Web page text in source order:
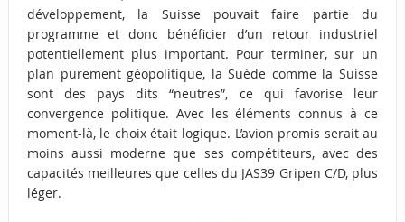
développement, la Suisse pouvait faire partie du
programme et donc bénéficier d’un retour industriel
potentiellement plus important. Pour terminer, sur un
plan purement géopolitique, la Suède comme la Suisse
sont des pays dits “neutres”, ce qui favorise leur
convergence politique. Avec les éléments connus à ce
moment-là, le choix était logique. L’avion promis serait au
moins aussi moderne que ses compétiteurs, avec des
capacités meilleures que celles du JAS39 Gripen C/D, plus
léger.